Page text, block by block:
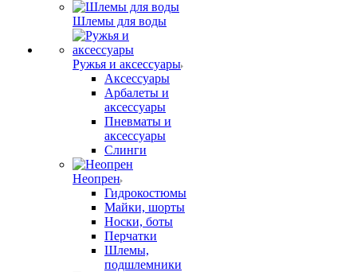
Шлемы для воды
Ружья и аксессуары
Аксессуары
Арбалеты и
аксессуары
Пневматы и
аксессуары
Слинги
Неопрен
Гидрокостюмы
Майки, шорты
Носки, боты
Перчатки
Шлемы,
подшлемники